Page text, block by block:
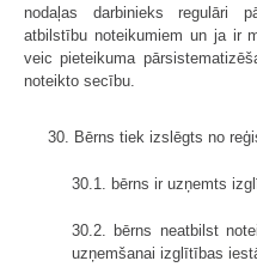
nodaļas darbinieks regulāri
atbilstību noteikumiem un ja ir
veic pieteikuma
noteikto secību.
30. Bērns tiek izslēgts no
30.1. bērns ir uzņemts
30.2. bērns neatbilst
uzņemšanai izglītības